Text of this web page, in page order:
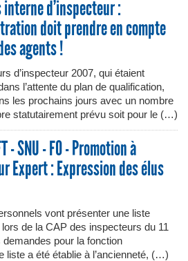
interne d’inspecteur :
doit prendre en compte
agents !
d’inspecteur 2007, qui étaient
l’attente du plan de qualification,
les prochains jours avec un nombre
statutairement prévu soit pour le (…)
- SNU - FO - Promotion à
Expert : Expression des élus
vont présenter une liste
de la CAP des inspecteurs du 11
pour la fonction
liste a été établie à l’ancienneté, (…)